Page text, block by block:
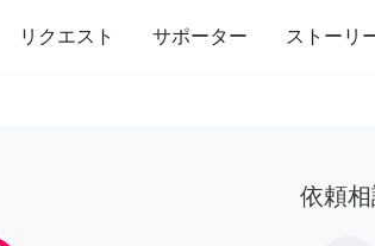
リクエスト サポーター ストーリ
引っ越し インテリア 趣味・習い事
依頼